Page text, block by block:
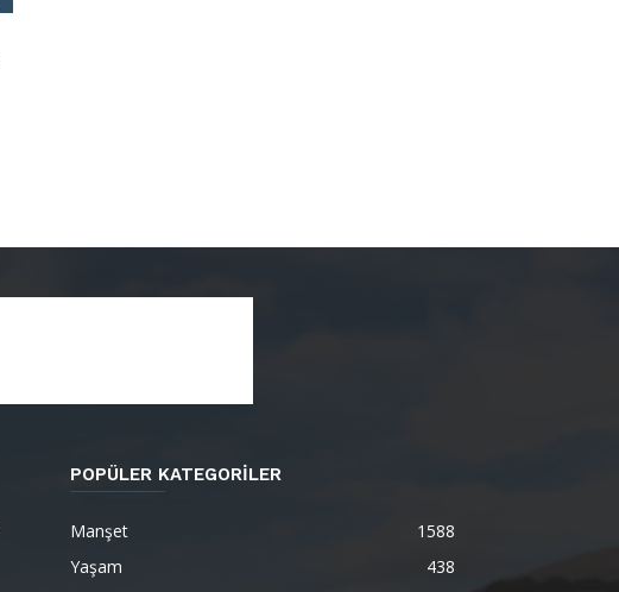
POPÜLER KATEGORİLER
Manşet
1588
Yaşam
438